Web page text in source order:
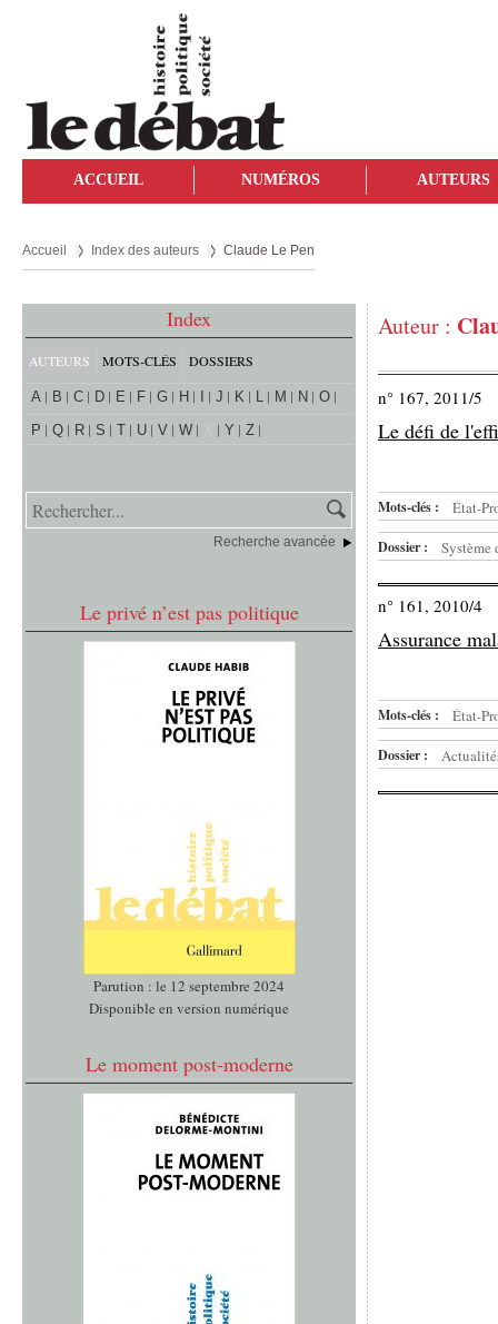
ACCUEIL NUMÉROS AUTEURS
Accueil Index des auteurs Claude Le Pen
Index
AUTEURS MOTS-CLÉS DOSSIERS
A B C D E F G H J K L M N
O
P
Q R S T U V W Y Z
Recherche avancée
Le privé n’est pas politique
Parution : le 12 septembre 2024
Disponible en version numérique
Le moment post-moderne
Auteur :
n° 167, 2011/5
Le défi de
Mots-clés : État-
Dossier : Système
n° 161, 2010/4
Assurance
Mots-clés : État-
Dossier :